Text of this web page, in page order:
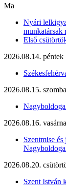
Ma
Nyári
munkatársak
Első
2026.08.14. péntek
2026.08.15.
2026.08.16.
Szentmise
2026.08.20.
Szent István